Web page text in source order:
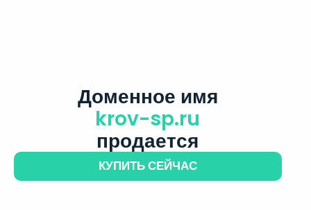
Доменное имя
krov-sp.ru
продается
КУПИТЬ СЕЙЧАС